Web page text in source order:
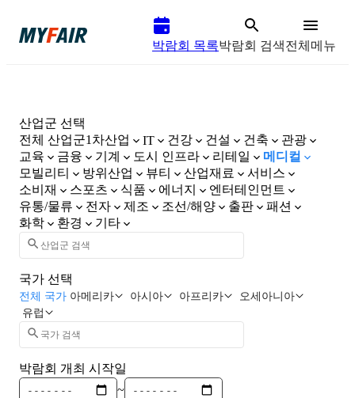
박람회 목록박람회 검색전체메뉴
산업군 선택
전체 산업군1차산업 IT 건강 건설 건축
관광
교육
금융 기계 도시 인프라 리테일
메디컬
모빌리티
방위산업 뷰티 산업재료
서비스
소비재
스포츠 식품 에너지
엔터테인먼트
유통/물류
전자 제조 조선/해양 출판
패션
화학
환경 기타
국가 선택
전체 국가 아메리카 아시아 아프리카
오세아니아
유럽
박람회 개최 시작일
~